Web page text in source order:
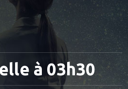
à 03h30